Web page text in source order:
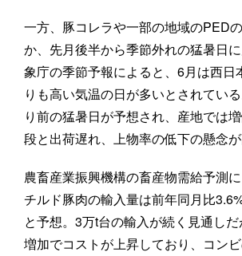
一方、豚コレラや一部の地域のPED
か、先月後半から季節外れの猛暑日
象庁の季節予報によると、6月は西日
りも高い気温の日が多いとされてい
り前の猛暑日が予想され、産地では
段と出荷遅れ、上物率の低下の懸念が
農畜産業振興機構の畜産物需給予測
チルド豚肉の輸入量は前年同月比
と予想。3万t台の輸入が続く見通し
増加でコストが上昇しており、コン